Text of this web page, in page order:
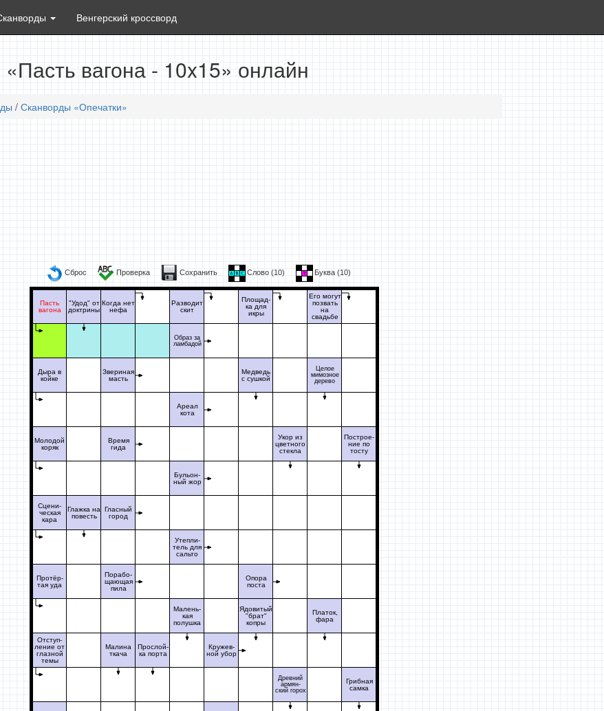
Венгерский кроссворд
вагона - 10x15» онлайн
/ Сканворды «Опечатки»
Сброс Проверка Сохранить Слово (10) Буква (10)
Пасть
вагона
Дыра в
койке
Молодой
коряк
Сцени-
ческая
кара
Протёр-
тая уда
Отступ-
ление от
глазной
темы
"Удод" от
доктрины
Глажка на
повесть
Когда нет
нефа
Звериная
масть
Время
гида
Гласный
город
Порабо-
щающая
пила
Малина
ткача
Прослой-
ка порта
Разводит
скит
Образ за
ламбадой
Ареал
кота
Бульон-
ный жор
Утепли-
тель для
сальто
Малень-
кая
полушка
Кружев-
ной убор
Площад-
ка для
икры
Медведь
с сушкой
Опора
поста
Ядовитый
"брат"
копры
Укор из
цветного
стекла
Древний
армян-
ский горох
Его могут
позвать
на
свадьбе
Целое
мимозное
дерево
Платок,
фара
Построе-
ние по
тосту
Грибная
самка